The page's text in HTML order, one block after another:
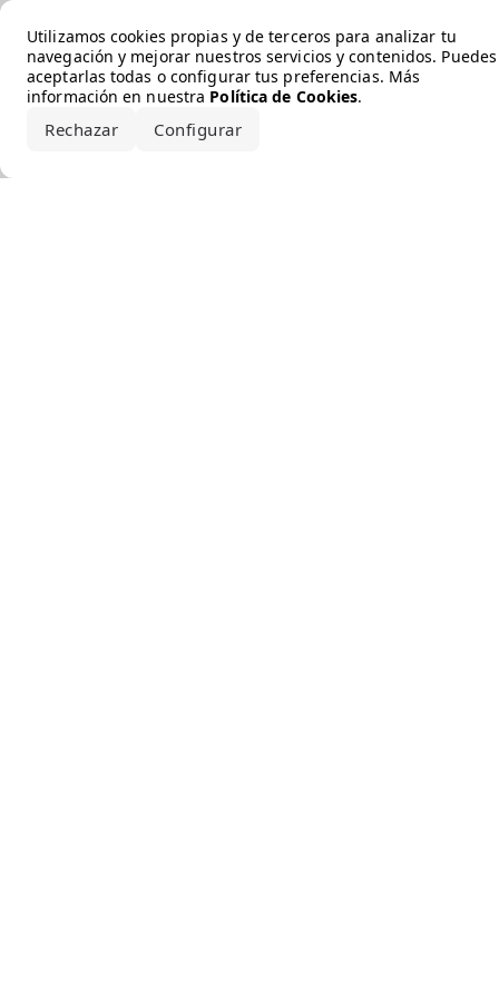
Utilizamos cookies propias y de terceros para analizar tu
navegación y mejorar nuestros servicios y contenidos. Puedes
aceptarlas todas o configurar tus preferencias. Más
información en nuestra Política de Cookies.
Rechazar Configurar
Error loading the brand